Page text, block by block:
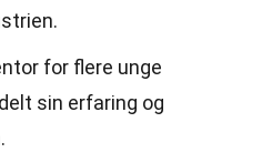
for flere unge
sin erfaring og